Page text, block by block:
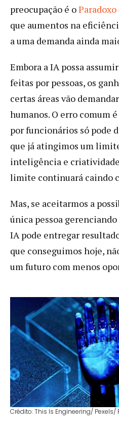
preocupação é oParadoxo
que aumentos na
a uma demanda ainda
Embora a IA possa
feitas por pessoas, os
certas áreas vão
humanos. O erro comum
por funcionários só pode
que já atingimos um
inteligência e criatividade
limite continuará caindo
Mas, se aceitarmos a
única pessoa
IA pode entregar
que conseguimos hoje,
um futuro com menos
Crédito: This Is Engineering/ Pexels/